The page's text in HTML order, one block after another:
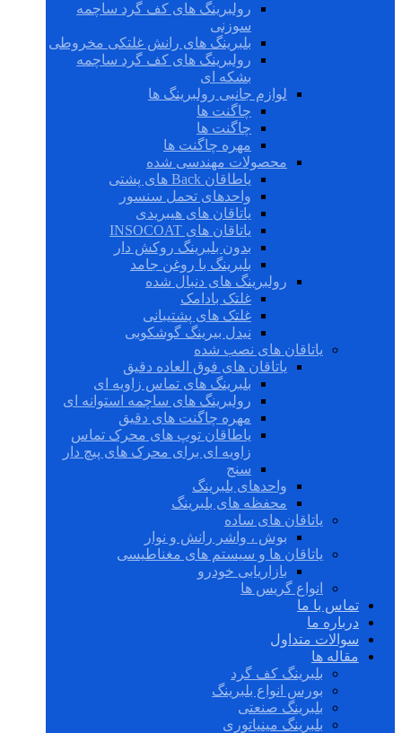
رولبرینگ های کف گرد ساچمه
سوزنی
بلبرینگ های رانش غلتکی مخروطی
رولبرینگ های کف گرد ساچمه
بشکه ای
لوازم جانبی رولبرینگ ها
چاگنت ها
چاگنت ها
مهره چاگنت ها
محصولات مهندسی شده
یاطاقان Back های پشتی
واحدهای تحمل سنسور
یاتاقان های هیبریدی
یاتاقان های INSOCOAT
بدون بلبرینگ روکش دار
بلبرینگ با روغن جامد
رولبرینگ های دنبال شده
غلتک بادامک
غلتک های پشتیبانی
نیدل بیرینگ گوشکوبی
یاتاقان های نصب شده
یاتاقان های فوق العاده دقیق
بلبرینگ های تماس زاویه ای
رولبرینگ های ساچمه استوانه ای
مهره چاگنت های دقیق
یاطاقان توپ های محرک تماس
زاویه ای برای محرک های پیچ دار
سنج
واحدهای بلبرینگ
محفظه های بلبرینگ
یاتاقان های ساده
بوش ، واشر رانش و نوار
یاتاقان ها و سیستم های مغناطیسی
بازاریابی خودرو
انواع گریس ها
تماس با ما
درباره ما
سوالات متداول
مقاله ها
بلبرینگ کف گرد
بورس انواع بلبرینگ
بلبرینگ صنعتی
بلبرینگ مینیاتوری